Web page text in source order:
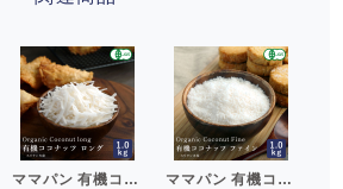
ママパン 有機ココナッツロング(シュレッド) 1kg 有機JAS オーガニック 無漂白・添加物不使用__ ママパン 有機ココナッツファイン 1kg 有機JAS オーガニック 無漂白・添加物不使用__